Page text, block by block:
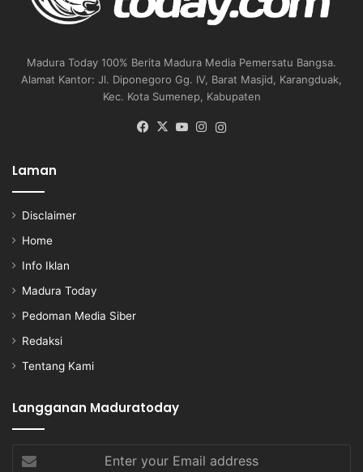
Madura Today 100% Berita Madura Media Pemersatu Bangsa.
Alamat Kantor: Jl. Diponegoro Gg. IV, Barat Masjid, Karangduak,
Kec. Kota Sumenep, Kabupaten
Facebook
X YouTubeInstagram
Laman
Disclaimer
Home
Info Iklan
Madura Today
Pedoman Media Siber
Redaksi
Tentang Kami
Langganan Maduratoday